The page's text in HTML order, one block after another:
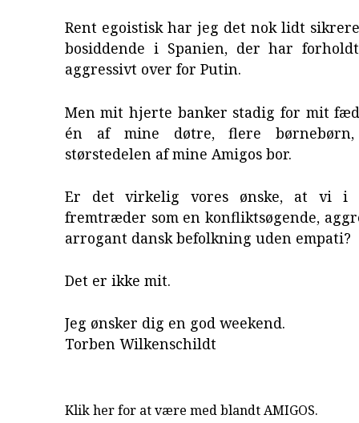
Rent egoistisk har jeg det nok lidt
bosiddende i Spanien, der har
aggressivt over for Putin.
Men mit hjerte banker stadig for mit
én af mine døtre, flere
størstedelen af mine Amigos bor.
Er det virkelig vores ønske, at vi i
fremtræder som en konfliktsøgende,
arrogant dansk befolkning uden empati?
Det er ikke mit.
Jeg ønsker dig en god weekend.
Torben Wilkenschildt
Klik her for at være med blandt AMIGOS.